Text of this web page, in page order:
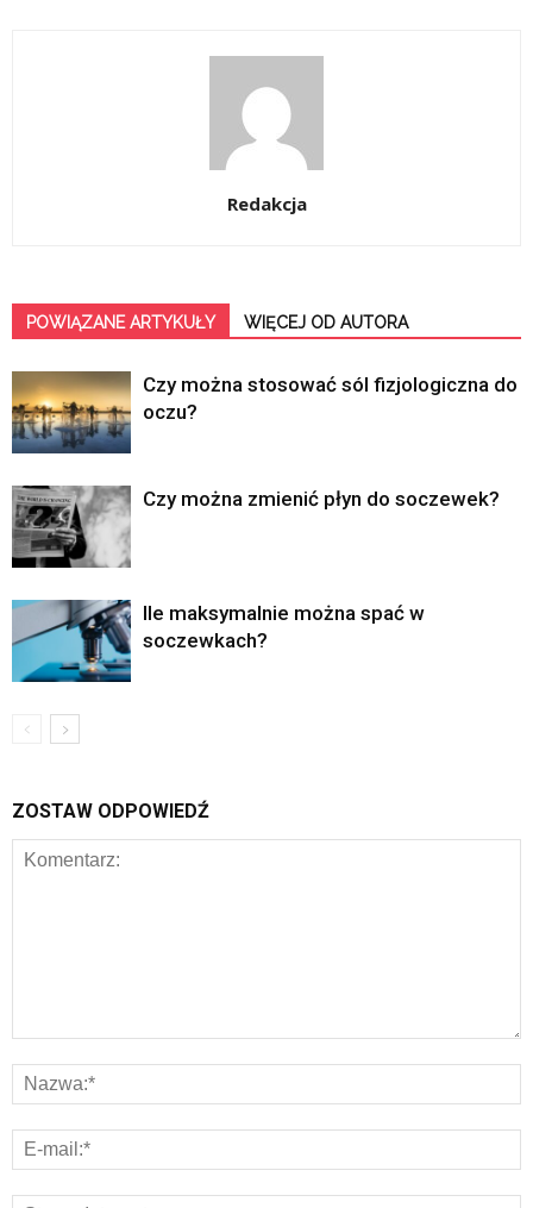
Redakcja
POWIĄZANE ARTYKUŁY WIĘCEJ OD AUTORA
Czy można stosować sól fizjologiczna do
oczu?
Czy można zmienić płyn do soczewek?
Ile maksymalnie można spać w
soczewkach?
ZOSTAW ODPOWIEDŹ